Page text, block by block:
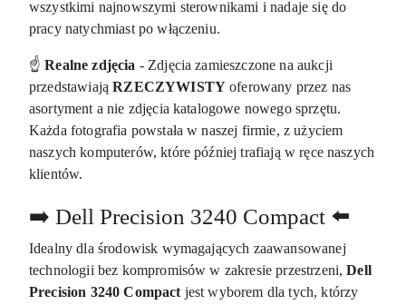
wszystkimi najnowszymi sterownikami i nadaje się do
pracy natychmiast po włączeniu.
☝️ Realne zdjęcia - Zdjęcia zamieszczone na aukcji
przedstawiająRZECZYWISTY oferowany przez nas
asortyment a nie zdjęcia katalogowe nowego sprzętu.
Każda fotografia powstała w naszej firmie, z użyciem
naszych komputerów, które później trafiają w ręce naszych
klientów.
➡️ Dell Precision 3240 Compact ⬅️
Idealny dla środowisk wymagających zaawansowanej
technologii bez kompromisów w zakresie przestrzeni,Dell
Precision 3240 Compact jest wyborem dla tych, którzy